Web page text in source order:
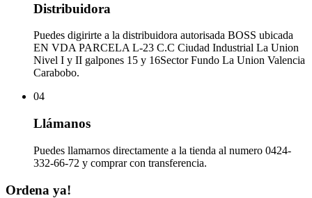
Distribuidora
Puedes digirirte a la distribuidora autorisada BOSS ubicada
EN VDA PARCELA L-23 C.C Ciudad Industrial La Union
Nivel I y II galpones 15 y 16Sector Fundo La Union Valencia
Carabobo.
04
Llámanos
Puedes llamarnos directamente a la tienda al numero 0424-
332-66-72 y comprar con transferencia.
Ordena ya!